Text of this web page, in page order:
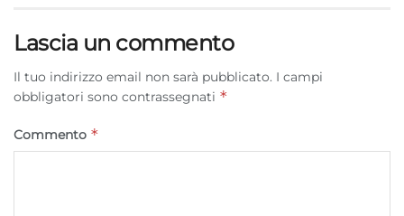
Lascia un commento
Il tuo indirizzo email non sarà pubblicato. I campi
obbligatori sono contrassegnati *
Commento *